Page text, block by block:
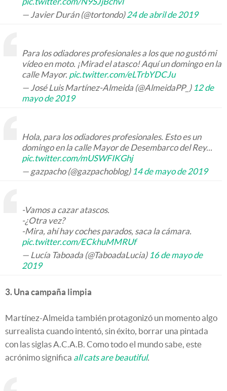
— Javier Durán (@tortondo)24 de abril de 2019
Para los odiadores profesionales a los que no gustó mi
vídeo en moto. ¡Mirad el atasco! Aquí un domingo en la
calle Mayor. pic.twitter.com/eLTrbYDCJu
— José Luis Martínez-Almeida (@AlmeidaPP_) 12 de
mayo de 2019
Hola, para los odiadores profesionales. Esto es un
domingo en la calle Mayor de Desembarco del Rey...
pic.twitter.com/mUSWFIKGhj
— gazpacho (@gazpachoblog) 14 de mayo de 2019
-Vamos a cazar atascos.
-¿Otra vez?
-Mira, ahí hay coches parados, saca la cámara.
pic.twitter.com/ECkhuMMRUf
— Lucía Taboada (@TaboadaLucia) 16 de mayo de
2019
3. Una campaña limpia
Martínez-Almeida también protagonizó un momento algo
surrealista cuando intentó, sin éxito, borrar una pintada
con las siglas A.C.A.B. Como todo el mundo sabe, este
acrónimo significa all cats are beautiful.